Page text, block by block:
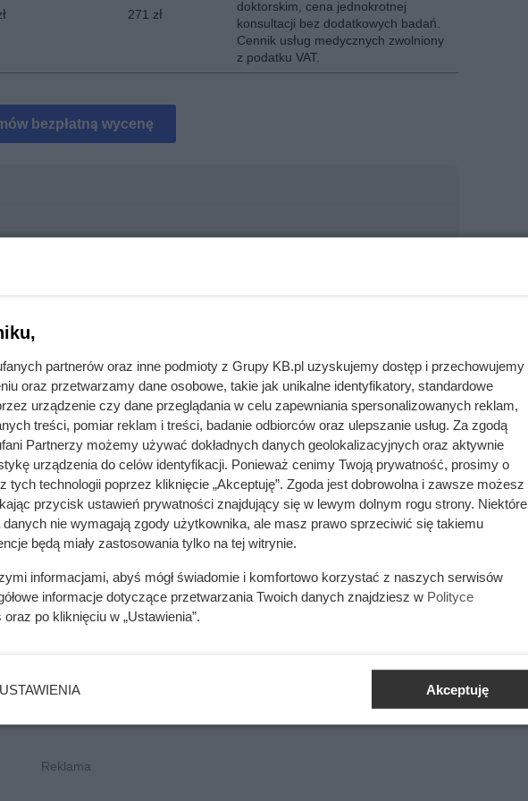
271 zł
doktorskim, cena jednokrotnej
konsultacji bez dodatkowych badań.
Cennik usług medycznych zwolniony
z podatku VAT.
bezpłatną wycenę
Wiele osób rozczarowuje się już po pierwszym sezonie
z Dino. Klienci zaskoczeni
stanowią oferty handlowej w rozumieniu kodeksu cywilnego i nie powinny być
partnerów oraz inne podmioty z Grupy KB.pl uzyskujemy dostęp i przechowujemy
oraz przetwarzamy dane osobowe, takie jak unikalne identyfikatory, standardowe
urządzenie czy dane przeglądania w celu zapewniania spersonalizowanych reklam,
treści, pomiar reklam i treści, badanie odbiorców oraz ulepszanie usług. Za zgodą
Partnerzy możemy używać dokładnych danych geolokalizacyjnych oraz aktywnie
urządzenia do celów identyfikacji. Ponieważ cenimy Twoją prywatność, prosimy o
tych technologii poprzez kliknięcie „Akceptuję”. Zgoda jest dobrowolna i zawsze możesz
przycisk ustawień prywatności znajdujący się w lewym dolnym rogu strony. Niektóre
danych nie wymagają zgody użytkownika, ale masz prawo sprzeciwić się takiemu
będą miały zastosowania tylko na tej witrynie.
informacjami, abyś mógł świadomie i komfortowo korzystać z naszych serwisów
informacje dotyczące przetwarzania Twoich danych znajdziesz w Polityce
oraz po kliknięciu w „Ustawienia”.
USTAWIENIA Akceptuję